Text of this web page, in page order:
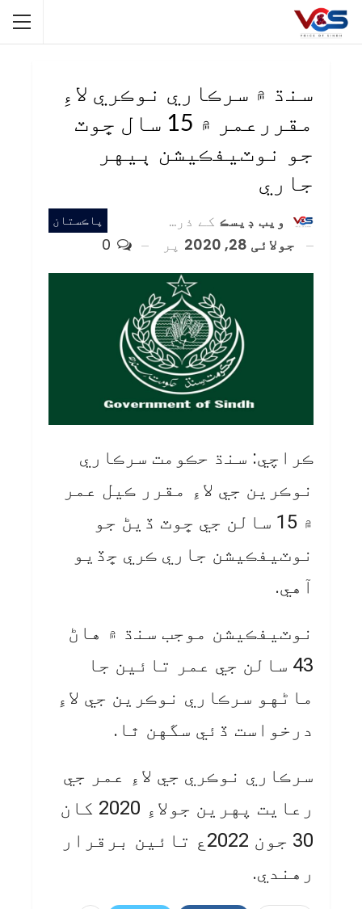
سنڌ ۾ سرڪاري نوڪري لاءِ
مقررعمر ۾ 15 سال ڇوٽ
جو نوٽيفڪيشن ٻيهر
جاري
پاڪستان ويب ڊيسڪ کے ذریعہ
جولائی 28, 2020
پر
ڪراچي: سنڌ حڪومت سرڪاري
نوڪرين جي لاءِ مقرر ڪيل عمر
۾ 15 سالن جي ڇوٽ ڏيڻ جو
نوٽيفڪيشن جاري ڪري ڇڏيو
آهي.
نوٽيفڪيشن موجب سنڌ ۾ هاڻ
43 سالن جي عمر تائين جا
ماڻهو سرڪاري نوڪرين جي لاءِ
درخواست ڏئي سگهن ٿا.
سرڪاري نوڪري جي لاءِ عمر جي
رعايت پهرين جولاءِ 2020 کان
30 جون 2022ع تائين برقرار
رهندي.